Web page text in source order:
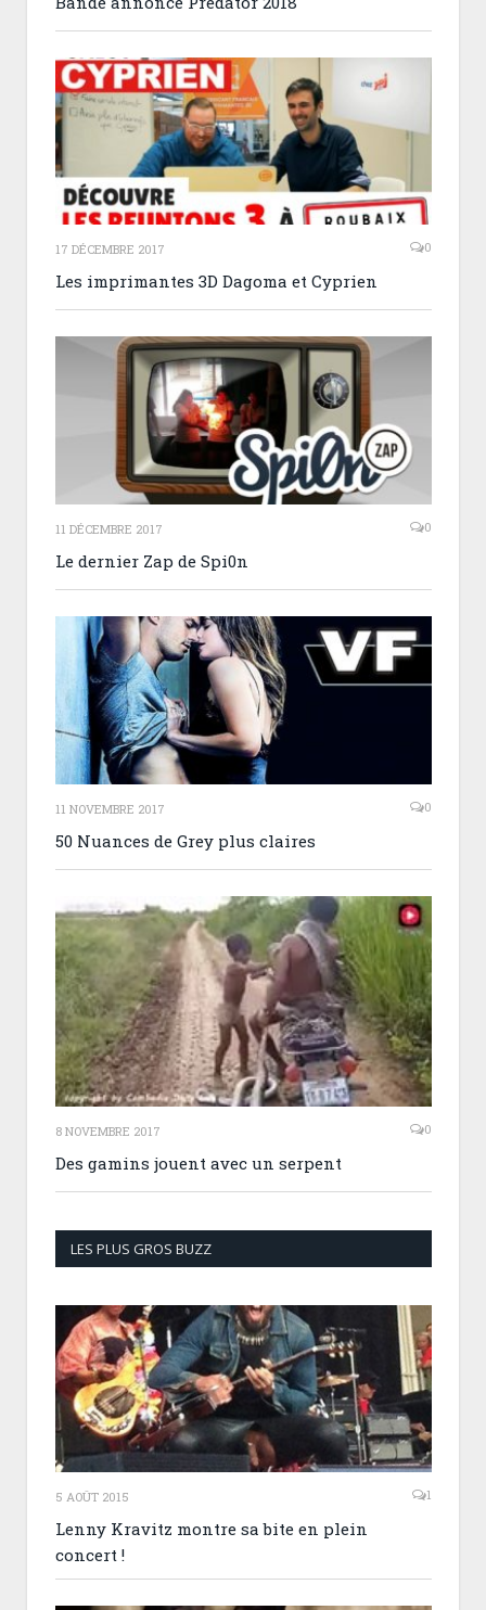
17 DÉCEMBRE 2017 0
Les imprimantes 3D Dagoma et Cyprien
11 DÉCEMBRE 2017 0
Le dernier Zap de Spi0n
11 NOVEMBRE 2017 0
50 Nuances de Grey plus claires
8 NOVEMBRE 2017 0
Des gamins jouent avec un serpent
LES PLUS GROS BUZZ
5 AOÛT 2015 1
Lenny Kravitz montre sa bite en plein
concert !